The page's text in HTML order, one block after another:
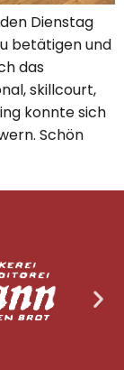
Dienstag
betätigen und
das
skillcourt,
konnte sich
Schön